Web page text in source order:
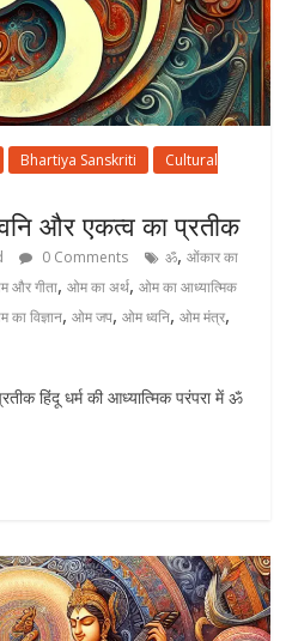
Bhartiya Sanskriti
Cultural
और एकत्व का प्रतीक
0 Comments ॐ,ओंकार का
और गीता,ओम का अर्थ,ओम का आध्यात्मिक
का विज्ञान,ओम जप,ओम ध्वनि,ओम मंत्र,
हिंदू धर्म की आध्यात्मिक परंपरा में ॐ